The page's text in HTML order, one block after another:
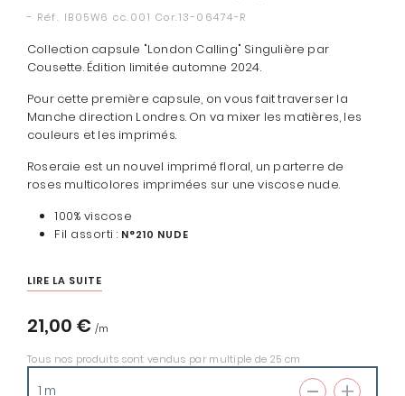
- Réf. IB05W6 cc.001 Cor.13-06474-R
Collection capsule "London Calling" Singulière par
Cousette. Édition limitée automne 2024.
Pour cette première capsule, on vous fait traverser la
Manche direction Londres. On va mixer les matières, les
couleurs et les imprimés.
Roseraie est un nouvel imprimé floral, un parterre de
roses multicolores imprimées sur une viscose nude.
100% viscose
Fil assorti : N°210 NUDE
LIRE LA SUITE
21,00 €
Tous nos produits sont vendus par multiple de 25 cm